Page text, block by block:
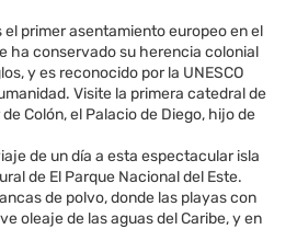
el primer asentamiento europeo en el
ha conservado su herencia colonial
y es reconocido por la UNESCO
Visite la primera catedral de
Colón, el Palacio de Diego, hijo de
de un día a esta espectacular isla
de El Parque Nacional del Este.
de polvo, donde las playas con
oleaje de las aguas del Caribe, y en